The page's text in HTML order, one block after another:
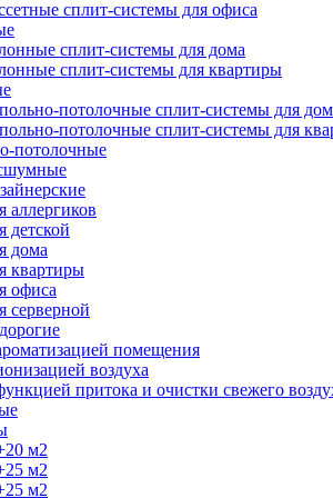
сплит-системы для офиса
сплит-системы для дома
сплит-системы для квартиры
потолочные сплит-системы для
потолочные сплит-системы для
потолочные
аллергиков
детской
дома
квартиры
офиса
серверной
помещения
воздуха
притока и очистки свежего
м2
м2
м2